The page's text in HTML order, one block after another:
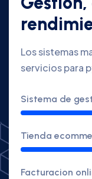
Los sistemas
servicios para
Sistema de
Tienda
Facturacion